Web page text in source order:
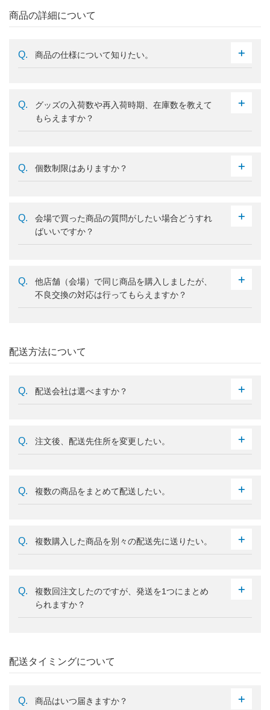
商品の詳細について
商品の仕様について知りたい。
グッズの入荷数や再入荷時期、在庫数を教えて
もらえますか？
個数制限はありますか？
会場で買った商品の質問がしたい場合どうすれ
ばいいですか？
他店舗（会場）で同じ商品を購入しましたが、
不良交換の対応は行ってもらえますか？
配送方法について
配送会社は選べますか？
注文後、配送先住所を変更したい。
複数の商品をまとめて配送したい。
複数購入した商品を別々の配送先に送りたい。
複数回注文したのですが、発送を1つにまとめ
られますか？
配送タイミングについて
商品はいつ届きますか？